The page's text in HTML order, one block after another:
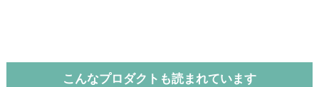
こんなプロダクトも読まれています